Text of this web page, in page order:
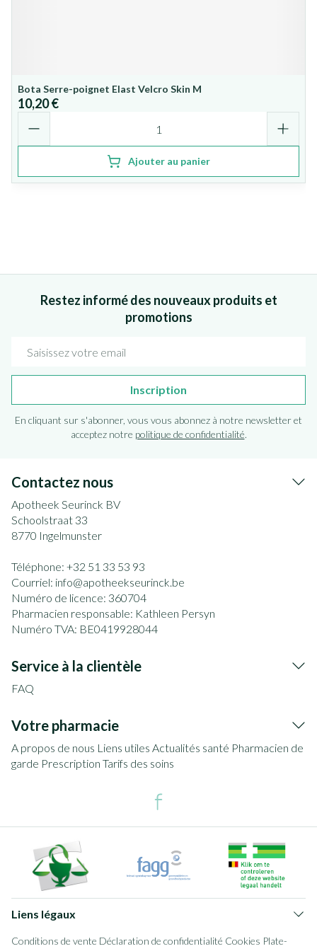
Bota Serre-poignet Elast Velcro Skin M
10,20 €
Ajouter au panier
Restez informé des nouveaux produits et
promotions
Inscription
En cliquant sur s'abonner, vous vous abonnez à notre newsletter et
acceptez notre politique de confidentialité.
Contactez nous
Apotheek Seurinck BV
Schoolstraat 33
8770 Ingelmunster
Téléphone: +32 51 33 53 93
Courriel: info@apotheekseurinck.be
Numéro de licence: 360704
Pharmacien responsable: Kathleen Persyn
Numéro TVA: BE0419928044
Service à la clientèle
FAQ
Votre pharmacie
A propos de nous Liens utiles Actualités santé Pharmacien de
garde Prescription Tarifs des soins
Liens légaux
Conditions de vente Déclaration de confidentialité Cookies Plate-